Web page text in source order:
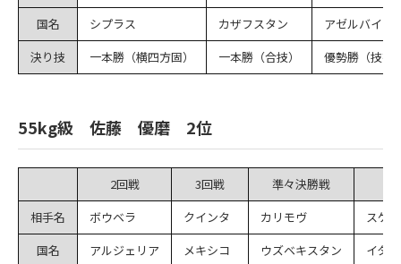
国名
シプラス カザフスタン
アゼルバイジ
決り技
一本勝（横四方固） 一本勝（合技） 優勢勝（技有
55kg級 佐藤 優磨 2位
2回戦 3回戦 準々決勝戦
相手名
ボウベラ クインタ カリモヴ
スケ
国名
アルジェリア メキシコ ウズベキスタン
イタ